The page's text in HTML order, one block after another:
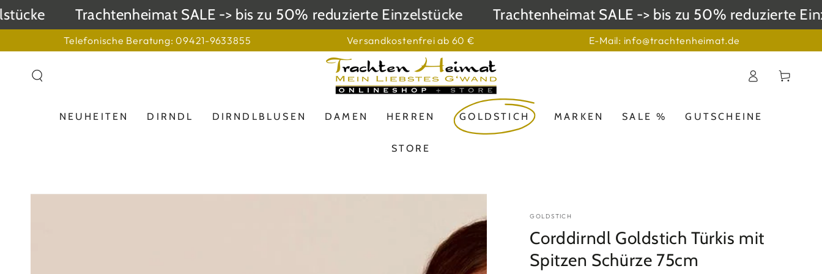
ZUM INHALT
SPRINGEN
Trachtenheimat SALE -> bis zu 50% reduzierte Einzelstücke Trachtenheimat SALE -> bis zu 50% reduzierte
Telefonische Beratung: 09421-9633855 Versandkostenfrei ab 60 € E-Mail: info@trachtenheimat.de
NEUHEITEN DIRNDL DIRNDLBLUSEN DAMEN HERREN GOLDSTICH MARKEN SALE % GUTSCHEINE
STORE
EinloggenWarenkorb
GOLDSTICH
Corddirndl Goldstich Türkis mit
Spitzen Schürze 75cm